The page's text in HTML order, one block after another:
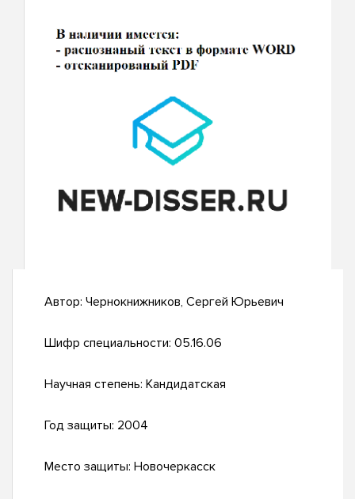
Автор: Чернокнижников, Сергей Юрьевич
Шифр специальности: 05.16.06
Научная степень: Кандидатская
Год защиты: 2004
Место защиты: Новочеркасск